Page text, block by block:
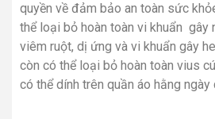
quyền về đảm bảo an toàn sức
thể loại bỏ hoàn toàn vi khuẩn gây
viêm ruột, dị ứng và vi khuẩn gây
còn có thể loại bỏ hoàn toàn vius
có thể dính trên quần áo hằng ngày